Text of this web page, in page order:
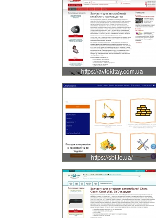
https://avtokitay.com.ua
https://sbt.te.ua/